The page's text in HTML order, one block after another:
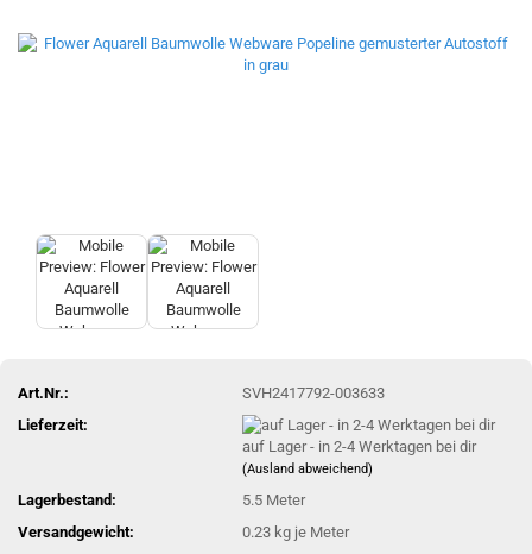
Art.Nr.:
SVH2417792-003633
Lieferzeit:
auf Lager - in 2-4 Werktagen bei dir
(Ausland abweichend)
Lagerbestand: 5.5 Meter
Versandgewicht:
0.23 kg je Meter